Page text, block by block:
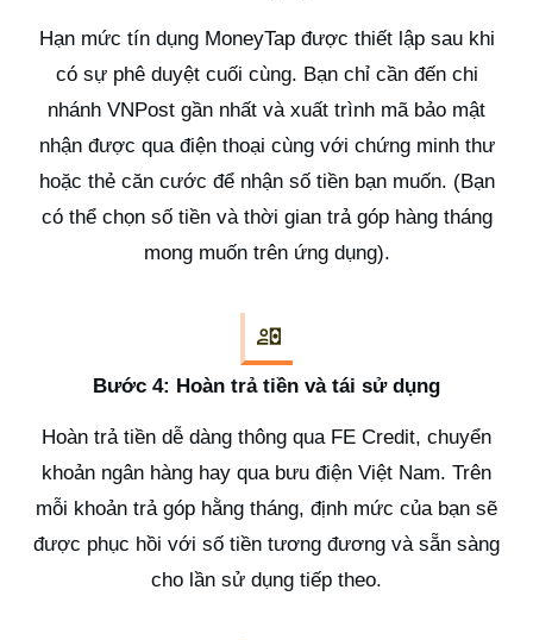
Hạn mức tín dụng MoneyTap được thiết lập sau khi
có sự phê duyệt cuối cùng. Bạn chỉ cần đến chi
nhánh VNPost gần nhất và xuất trình mã bảo mật
nhận được qua điện thoại cùng với chứng minh thư
hoặc thẻ căn cước để nhận số tiền bạn muốn. (Bạn
có thể chọn số tiền và thời gian trả góp hàng tháng
mong muốn trên ứng dụng).
Bước 4: Hoàn trả tiền và tái sử dụng
Hoàn trả tiền dễ dàng thông qua FE Credit, chuyển
khoản ngân hàng hay qua bưu điện Việt Nam. Trên
mỗi khoản trả góp hằng tháng, định mức của bạn sẽ
được phục hồi với số tiền tương đương và sẵn sàng
cho lần sử dụng tiếp theo.